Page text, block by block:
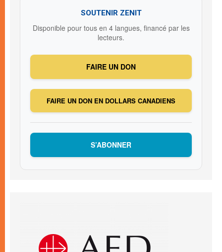
SOUTENIR ZENIT
Disponible pour tous en 4 langues, financé par les
lecteurs.
FAIRE UN DON
FAIRE UN DON EN DOLLARS CANADIENS
S’ABONNER